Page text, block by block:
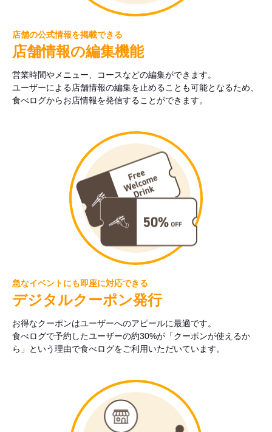
店舗の公式情報を掲載できる
店舗情報の編集機能
営業時間やメニュー、コースなどの編集ができます。
ユーザーによる店舗情報の編集を止めることも可能となるため、
食べログからお店情報を発信することができます。
急なイベントにも即座に対応できる
デジタルクーポン発行
お得なクーポンはユーザーへのアピールに最適です。
食べログで予約したユーザーの約30%が「クーポンが使えるか
ら」という理由で食べログをご利用いただいています。